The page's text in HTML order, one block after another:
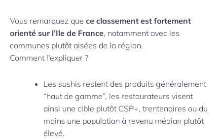
Vous remarquez que ce classement est fortement
orienté sur l’Ile de France, notamment avec les
communes plutôt aisées de la région.
Comment l’expliquer ?
Les sushis restent des produits généralement
“haut de gamme”, les restaurateurs visent
ainsi une cible plutôt CSP+, trentenaires ou du
moins une population à revenu médian plutôt
élevé.